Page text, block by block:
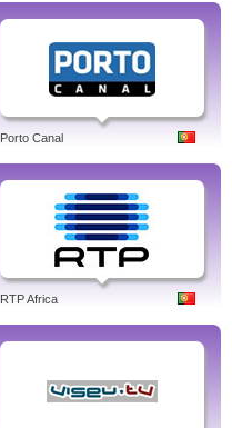
Porto Canal
RTP Africa